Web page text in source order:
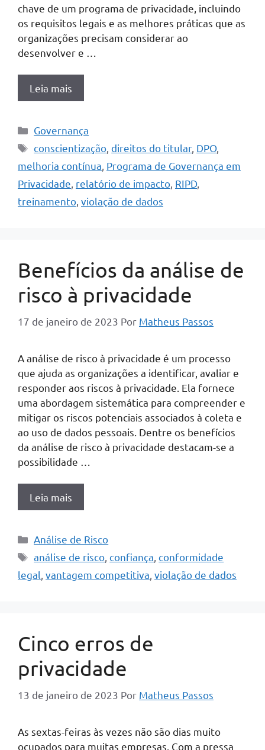
chave de um programa de privacidade, incluindo
os requisitos legais e as melhores práticas que as
organizações precisam considerar ao
desenvolver e …
Leia mais
Categorias
Governança
Tags
conscientização ,direitos do titular, DPO,
melhoria contínua Programa de Governança em
Privacidade relatório de impacto RIPD
treinamento violação de dados
Benefícios da análise de
risco à privacidade
17 de janeiro de 2023 Por Matheus Passos
A análise de risco à privacidade é um processo
que ajuda as organizações a identificar, avaliar e
responder aos riscos à privacidade. Ela fornece
uma abordagem sistemática para compreender e
mitigar os riscos potenciais associados à coleta e
ao uso de dados pessoais. Dentre os benefícios
da análise de risco à privacidade destacam-se a
possibilidade …
Leia mais
Categorias
Análise de Risco
Tags
análise de risco ,confiança ,conformidade
legal vantagem competitiva violação de dados
Cinco erros de
privacidade
13 de janeiro de 2023 Por Matheus Passos
As sextas-feiras às vezes não são dias muito
ocupados para muitas empresas. Com a pressa